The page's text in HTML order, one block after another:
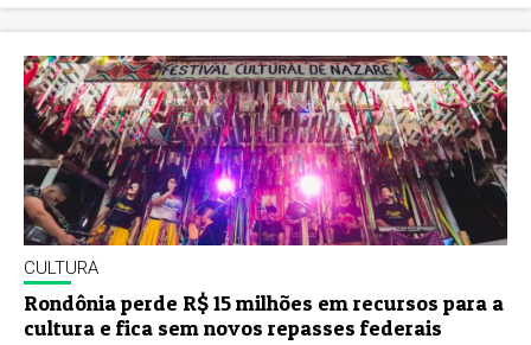
CULTURA
Rondônia perde R$ 15 milhões em recursos para a
cultura e fica sem novos repasses federais